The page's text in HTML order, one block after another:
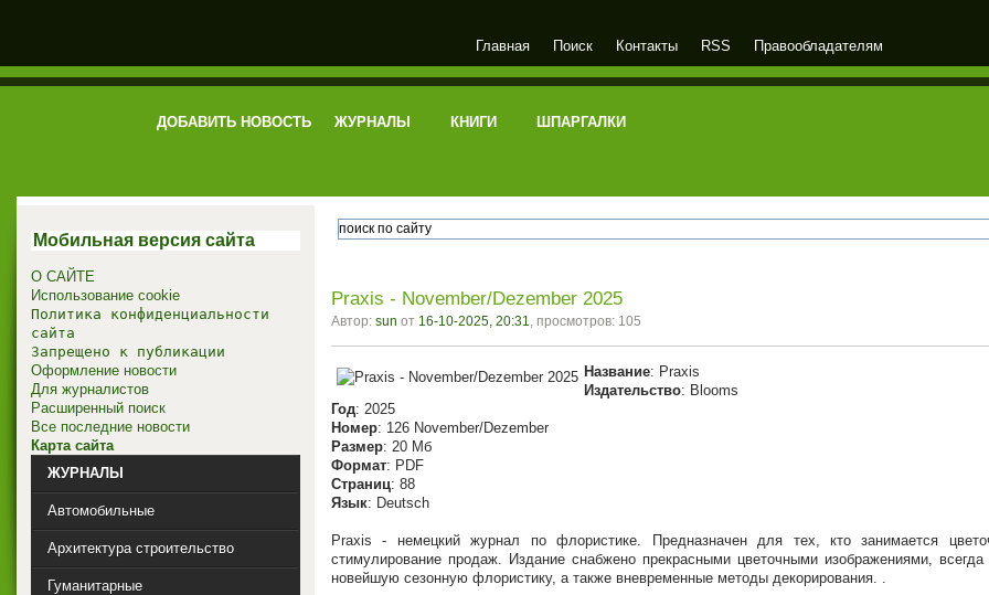
электронная библиотека
Главная Поиск Контакты RSS Правообладателям
ДОБАВИТЬ НОВОСТЬ ЖУРНАЛЫ КНИГИ ШПАРГАЛКИ
Praxis - November/Dezember 2025
Автор: sun от 16-10-2025, 20:31, просмотров: 105
Название: Praxis
Издательство: Blooms
Год: 2025
Номер: 126 November/Dezember
Размер: 20 Мб
Формат: PDF
Страниц: 88
Язык: Deutsch
Praxis - немецкий журнал по флористике. Предназначен для тех, кто занимается
стимулирование продаж. Издание снабжено прекрасными цветочными изображениями,
новейшую сезонную флористику, а также вневременные методы декорирования. .
Мобильная версия сайта
О САЙТЕ
Использование cookie
Политика конфиденциальности
сайта
Запрещено к публикации
Оформление новости
Для журналистов
Расширенный поиск
Все последние новости
Карта сайта
ЖУРНАЛЫ
Автомобильные
Архитектура строительство
Гуманитарные